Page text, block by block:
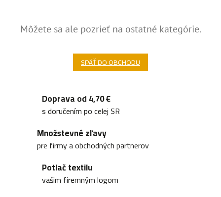
Môžete sa ale pozrieť na ostatné kategórie.
SPÄŤ DO OBCHODU
Doprava od 4,70 €
s doručením po celej SR
Množstevné zľavy
pre firmy a obchodných partnerov
Potlač textilu
vašim firemným logom